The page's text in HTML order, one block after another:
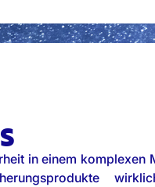
in einem komplexen